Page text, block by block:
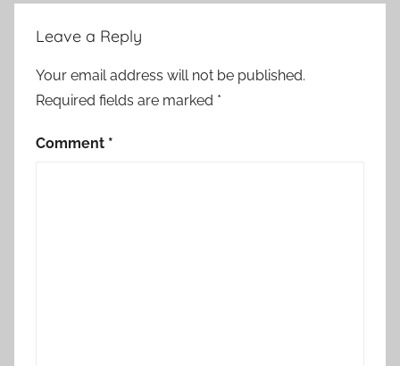
Leave a Reply
Your email address will not be published.
Required fields are marked *
Comment *